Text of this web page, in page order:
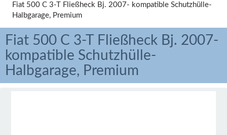
Fiat 500 C 3-T Fließheck Bj. 2007- kompatible Schutzhülle-
Halbgarage, Premium
Fiat 500 C 3-T Fließheck Bj. 2007-
kompatible Schutzhülle-
Halbgarage, Premium